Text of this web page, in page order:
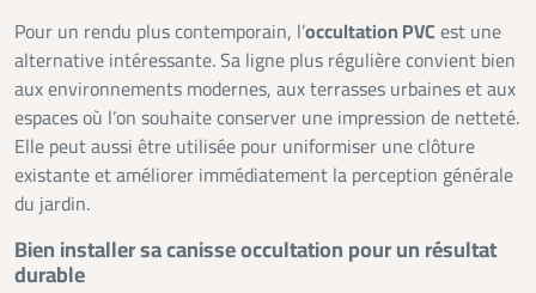
Pour un rendu plus contemporain, l’occultation PVC est une
alternative intéressante. Sa ligne plus régulière convient bien
aux environnements modernes, aux terrasses urbaines et aux
espaces où l’on souhaite conserver une impression de netteté.
Elle peut aussi être utilisée pour uniformiser une clôture
existante et améliorer immédiatement la perception générale
du jardin.
Bien installer sa canisse occultation pour un résultat
durable